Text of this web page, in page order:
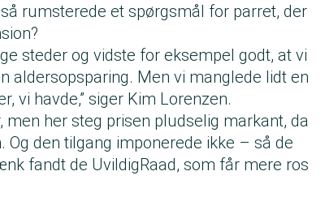
rumsterede et spørgsmål for parret, der
steder og vidste for eksempel godt, at vi
aldersopsparing. Men vi manglede lidt en
vi havde,” siger Kim Lorenzen.
her steg prisen pludselig markant, da
den tilgang imponerede ikke – så de
fandt de UvildigRaad, som får mere ros